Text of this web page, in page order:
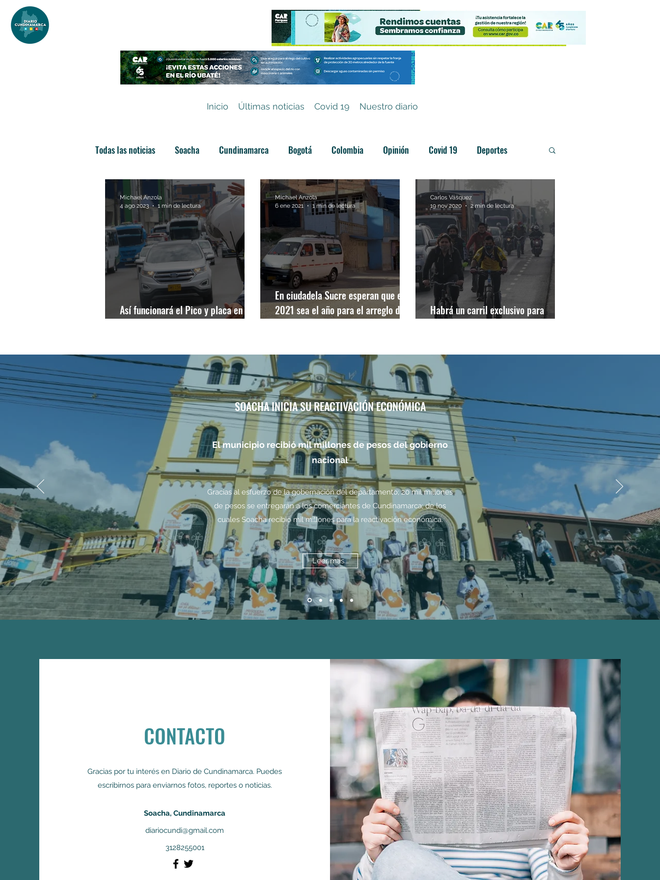
Inicio Últimas noticias Covid 19 Nuestro diario
Todas las noticias Soacha Cundinamarca Bogotá Colombia Opinión Covid 19 Deportes
Las nuevas soachunidades Categoría sin título
Así funcionará el Pico y placa en
Michael Anzola
4 ago 2023
1 min de lectura
En ciudadela Sucre esperan que el
2021 sea el año para el arreglo de
Michael Anzola
6 ene 2021
1 min de lectura
Habrá un carril exclusivo para
Carlos Vásquez
19 nov 2020
2 min de lectura
SOACHA INICIA SU REACTIVACIÓN ECONÓMICA
El municipio recibió mil millones de pesos del gobierno
nacional
Gracias al esfuerzo de la gobernación del departamento; 20 mil millones
de pesos se entregarán a los comerciantes de Cundinamarca; de los
cuales Soacha recibió mil millones para la reactivación económica.
Leer más...
CONTACTO
Gracias por tu interés en Diario de Cundinamarca. Puedes
escribirnos para enviarnos fotos, reportes o noticias.
Soacha, Cundinamarca
diariocundi@gmail.com
3128255001